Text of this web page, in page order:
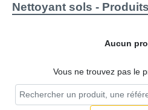
Nettoyant sols -
Aucun
Vous ne trouvez pas le